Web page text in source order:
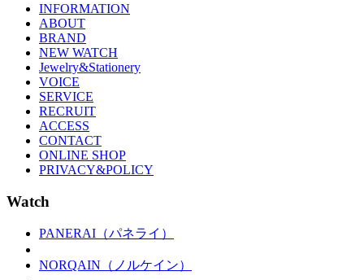
INFORMATION
ABOUT
BRAND
NEW WATCH
Jewelry&Stationery
VOICE
SERVICE
RECRUIT
ACCESS
CONTACT
ONLINE SHOP
PRIVACY&POLICY
Watch
PANERAI（パネライ）
NORQAIN（ノルケイン）